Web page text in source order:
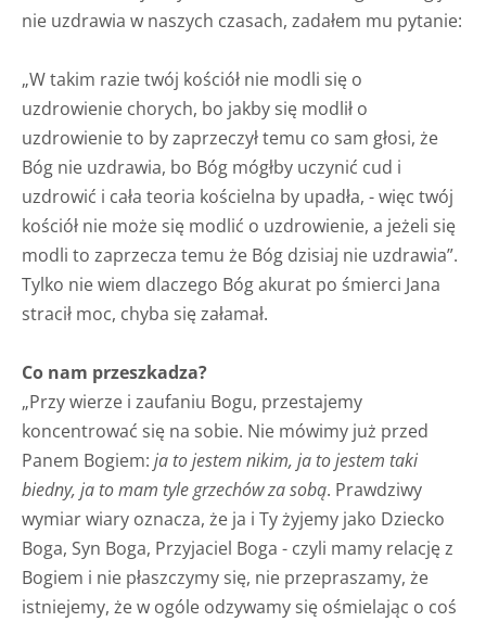
nie uzdrawia w naszych czasach, zadałem mu pytanie:
„W takim razie twój kościół nie modli się o
uzdrowienie chorych, bo jakby się modlił o
uzdrowienie to by zaprzeczył temu co sam głosi, że
Bóg nie uzdrawia, bo Bóg mógłby uczynić cud i
uzdrowić i cała teoria kościelna by upadła, - więc twój
kościół nie może się modlić o uzdrowienie, a jeżeli się
modli to zaprzecza temu że Bóg dzisiaj nie uzdrawia”.
Tylko nie wiem dlaczego Bóg akurat po śmierci Jana
stracił moc, chyba się załamał.
Co nam przeszkadza?
„Przy wierze i zaufaniu Bogu, przestajemy
koncentrować się na sobie. Nie mówimy już przed
Panem Bogiem: ja to jestem nikim, ja to jestem taki
biedny, ja to mam tyle grzechów za sobą. Prawdziwy
wymiar wiary oznacza, że ja i Ty żyjemy jako Dziecko
Boga, Syn Boga, Przyjaciel Boga - czyli mamy relację z
Bogiem i nie płaszczymy się, nie przepraszamy, że
istniejemy, że w ogóle odzywamy się ośmielając o coś